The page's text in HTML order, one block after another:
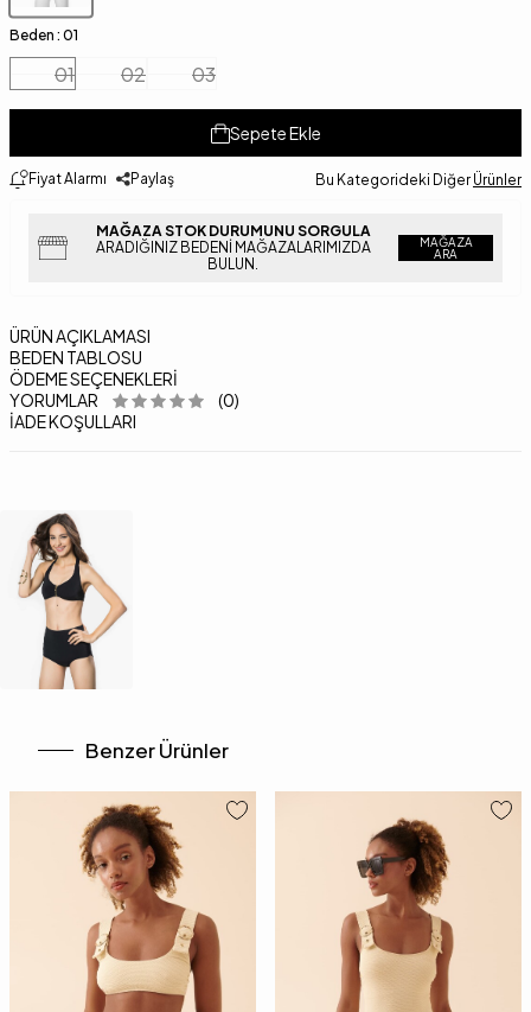
Beden : 01
01 02 03
Sepete Ekle
Fiyat Alarmı Paylaş Bu Kategorideki Diğer Ürünler
MAĞAZA STOK DURUMUNU SORGULA
ARADIĞINIZ BEDENI MAĞAZALARIMIZDA
BULUN.
MAĞAZA
ARA
ÜRÜN AÇIKLAMASI
BEDEN TABLOSU
ÖDEME SEÇENEKLERI
YORUMLAR
(0)
İADE KOŞULLARI
Benzer Ürünler